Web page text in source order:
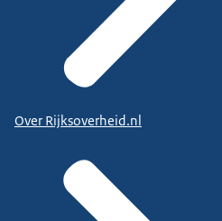
Over Rijksoverheid.nl